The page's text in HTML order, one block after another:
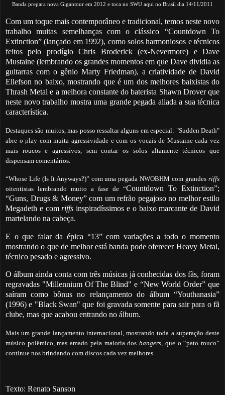
Banda prepara nova Gigantour em 2012 e toca no SWU aqui no Brasil dia 14/11/2011
Com um toque mais contemporâneo e tradicional, temos neste novo
trabalho muitas semelhanças com o clássico “Countdown To
Extinction” (lançado em 1992), como solos harmoniosos e técnicos
feitos pelo prodígio Chris Broderick (ex-Nevermore) e Dave
Mustaine (lembrando os grandes momentos em que Dave dividia as
guitarras com o gênio Marty Friedman), a criatividade de David
Ellefson no baixo, mostrando que é um dos melhores baixistas do
Thrash Metal e a melhora constante do baterista Shawn Drover que
neste novo trabalho mostra uma grande pegada aliada a sua técnica
característica.
Destaques são muitos, mas posso ressaltar alguns em especial: "Sudden Death"
abre o play com muita agressividade e com os vocais de Mustaine cada vez
mais roucos e agressivos, sem contar os solos altamente técnicos que
dispensam comentários.
“Whose Life (Is It Anyways?)” com uma pegada NWOBHM com grandes riffs
oitentistas lembrando muito a fase de “Countdown To Extinction”;
“Guns, Drugs & Money” com um refrão pegajoso no melhor estilo
Megadeth e comriffs inspiradíssimos e o baixo marcante de David
martelando na cabeça.
E o que falar da épica “13” com variações a todo o momento
mostrando o que de melhor está banda pode oferecer Heavy Metal,
técnico pesado e agressivo.
O álbum ainda conta com três músicas já conhecidas dos fãs, foram
regravadas "Millennium Of The Blind" e “New World Order” que
saíram como bônus no relançamento do álbum “Youthanasia”
(1996) e "Black Swan" que foi gravada somente para sair para o fã
clube, mas que acabou entrando no álbum.
Mais um grande lançamento internacional, mostrando toda a superação deste
músico polêmico, mas amado pela maioria dosbangers, que o “pato rouco”
continue nos brindando com discos cada vez melhores.
Texto: Renato Sanson